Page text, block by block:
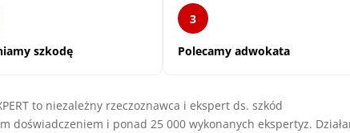
szkodę
3
Polecamy adwokata
to niezależny rzeczoznawca i ekspert ds. szkód
doświadczeniem i ponad 25 000 wykonanych ekspertyz.